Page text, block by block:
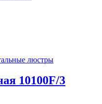
люстры
10100F/3